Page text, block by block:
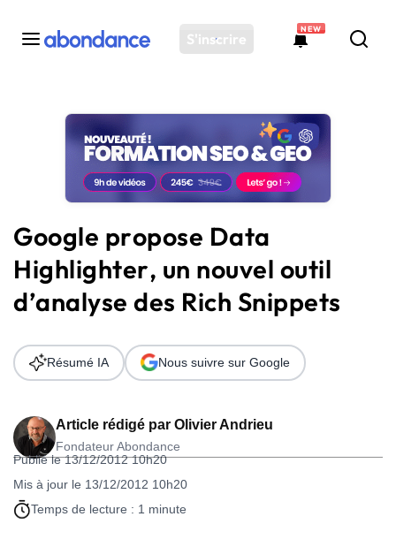
S'inscrire
NEW
Toutes les actus
Actus SEO
Plateforme
Solutions
Ressources
Audit SEO
Google propose Data
Highlighter, un nouvel outil
d’analyse des Rich Snippets
Article rédigé par Olivier Andrieu
Fondateur Abondance
Publié le 13/12/2012 10h20
Mis à jour le 13/12/2012 10h20
Temps de lecture : 1 minute
Résumé IA Nous suivre sur Google